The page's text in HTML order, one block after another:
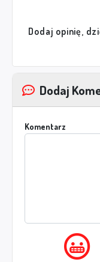
Dodaj opinię,
Dodaj
Komentarz